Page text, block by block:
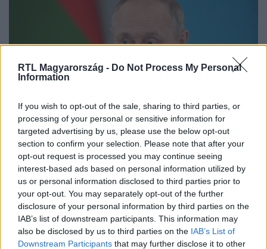
RTL Magyarország - Do Not Process My Personal
Information
If you wish to opt-out of the sale, sharing to third parties, or
processing of your personal or sensitive information for
targeted advertising by us, please use the below opt-out
section to confirm your selection. Please note that after your
opt-out request is processed you may continue seeing
interest-based ads based on personal information utilized by
us or personal information disclosed to third parties prior to
your opt-out. You may separately opt-out of the further
disclosure of your personal information by third parties on the
IAB’s list of downstream participants. This information may
also be disclosed by us to third parties on the IAB’s List of
Downstream Participants that may further disclose it to other
Külföld
2022. október 23. 19:47
Egy orosz műsorvezető szerint vízbe kellett volna
fojtani azokat az ukrán gyerekeket, akik
megszállóknak látták a szovjeteket
Ukrajna azt sürgeti, hogy ahol még nem tiltották be az
oroszok által ellenőrzött RT-t, most ott is tegyék meg.